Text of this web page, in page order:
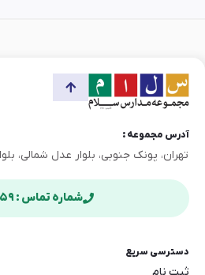
آدرس مجموعه :
تهران، پونک جنوبی، بلوار عدل شمالی،
شماره تماس : ۷۱۰۵۹-۰۲۱
دسترسی سریع